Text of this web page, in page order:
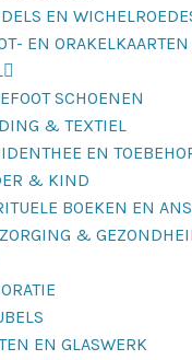
EN
EN ORAKELKAARTEN
SCHOENEN
& TEXTIEL
EN
& KIND
BOEKEN EN
&
EN GLASWERK